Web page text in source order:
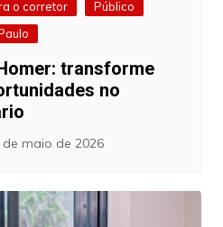
o corretor
Público
transforme
no
de maio de 2026